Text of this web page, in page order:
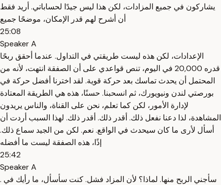
يشاركون في جميع المزادات، لكن هذا ليس جيدًا لحساباتي. أريد فقط
أن أشرح لهم قدر الإمكان، موضحًا جميع
25:08
Speaker A
الإعدادات، لكن هذه ليست طريقتي في التداول. عندما أحقق ربحًا
قدره 20,000 في اليوم، تنص قواعدي على أن الصفقة انتهت، لأنه من
المحتمل أن يحدث تماسك بعد حركة قوية. لقد اخترنا أفضل حركة في
بورصتي لندن ونيويورك، ثم انسحبنا. حسنًا، هذه هي الطريقة المعتادة
لإدارة الأمور، لكن كما تعلم، نحن على القناة، والناس يريدون
المشاهدة، لذا دعنا نفعل ذلك. أقدر ذلك. أقدر ذلك. لهذا السبب أردت أن
أسأل لأرى ما كان سيحدث في الواقع. نعم. لكن من الجيد سماع ذلك.
إذًا، هذه الصفقة ليست ما أفضله
25:42
Speaker A
. سأجني الربح منها. لماذا؟ لأن المزاد فشل. كنت سأسأل، ما رأيك في